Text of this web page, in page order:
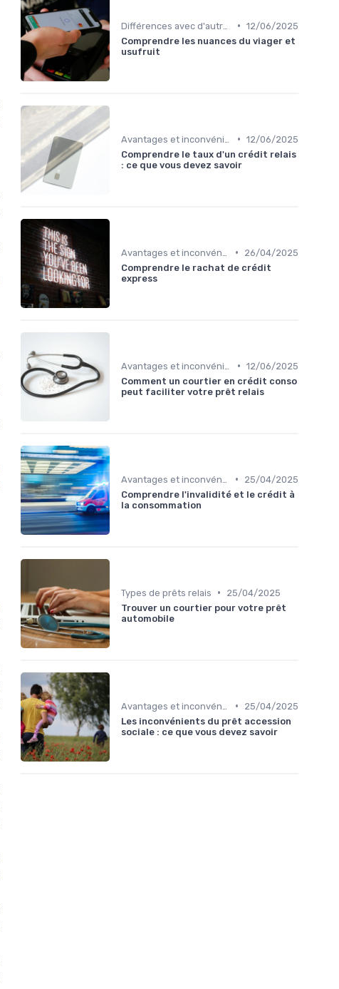
• 12/06/2025
Comprendre les nuances du viager et
usufruit
• 12/06/2025
Comprendre le taux d'un crédit relais
: ce que vous devez savoir
•
26/04/2025
Comprendre le rachat de crédit
express
• 12/06/2025
Comment un courtier en crédit conso
peut faciliter votre prêt relais
•
25/04/2025
Comprendre l'invalidité et le crédit à
la consommation
Types de prêts relais •
25/04/2025
Trouver un courtier pour votre prêt
automobile
•
25/04/2025
Les inconvénients du prêt accession
sociale : ce que vous devez savoir